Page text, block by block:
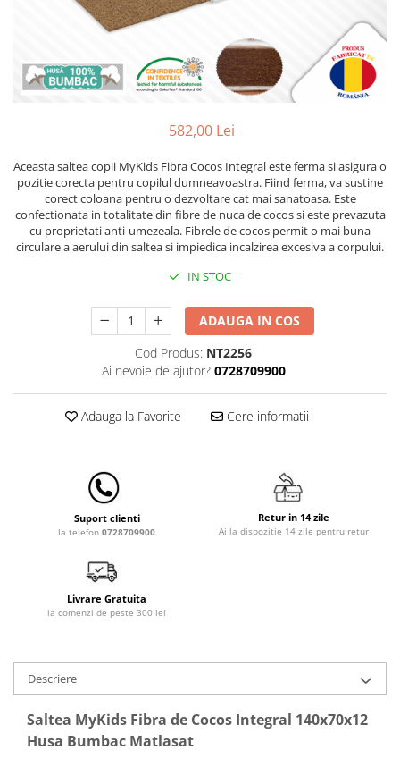
Lenjerii patut 140 x 70 cm
Baldachin patut
Paturici copii
Comode copii
Bariere de protectie pat
Porti de siguranta
Dulap si cutii jucarii
Leagane & balansoare & sezlonguri
Lampi de veghe
Saltele de infasat
Biciclete fara pedale
Karturi si masinute cu pedale
Masinute si motociclete electrice
Marsupii
Premergatoare
Skateboard
Scaune de biciclete copii
Mingi fitness si medicinale
Scara antrenament
Termometre copii si bebe
582,00 Lei
Aceasta saltea copii MyKids Fibra Cocos Integral este ferma si asigura o
pozitie corecta pentru copilul dumneavoastra. Fiind ferma, va sustine
corect coloana pentru o dezvoltare cat mai sanatoasa. Este
confectionata in totalitate din fibre de nuca de cocos si este prevazuta
cu proprietati anti-umezeala. Fibrele de cocos permit o mai buna
circulare a aerului din saltea si impiedica incalzirea excesiva a corpului.
IN STOC
ADAUGA IN COS
Cod Produs: NT2256
Ai nevoie de ajutor? 0728709900
Adauga la Favorite Cere informatii
Suport clienti
la telefon 0728709900
Retur in 14 zile
Ai la dispozitie 14 zile pentru retur
Livrare Gratuita
la comenzi de peste 300 lei
Descriere
Saltea MyKids Fibra de Cocos Integral 140x70x12
Husa Bumbac Matlasat